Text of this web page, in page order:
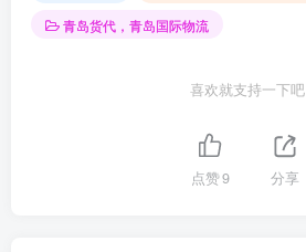
青岛货代，青岛国际物流
喜欢就支持一下吧
点赞9 分享